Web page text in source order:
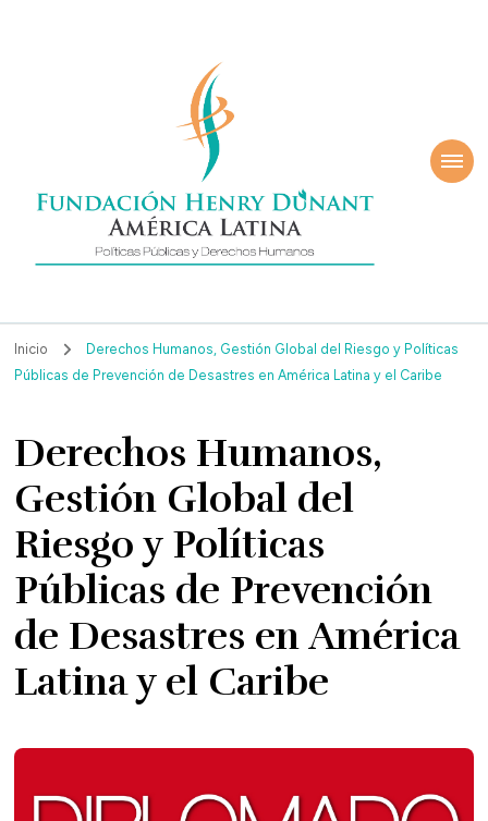
Henry
América Latina
Inicio
Derechos Humanos, Gestión Global del Riesgo y Políticas
Públicas de Prevención de Desastres en América Latina y el Caribe
Derechos Humanos,
Gestión Global del
Riesgo y Políticas
Públicas de Prevención
de Desastres en América
Latina y el Caribe